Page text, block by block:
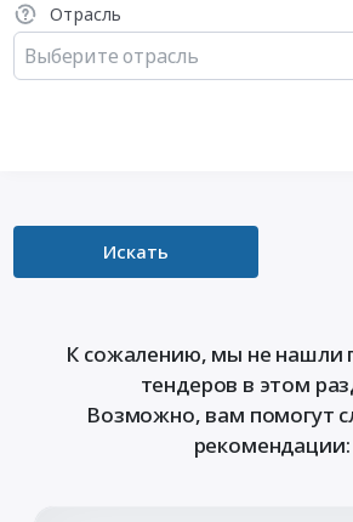
Отрасль
Выберите отрасль
Искать
К сожалению, мы не нашли
тендеров в этом
Возможно, вам помогут
рекомендации: